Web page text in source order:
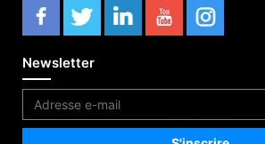
Newsletter